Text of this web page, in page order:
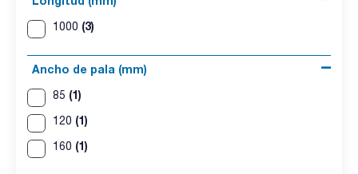
1000 (3)
Ancho de pala (mm)
85 (1)
120 (1)
160 (1)